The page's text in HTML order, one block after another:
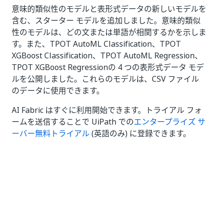
意味的類似性のモデルと表形式データの新しいモデルを
含む、スターター モデルを追加しました。意味的類似
性のモデルは、どの文または単語が相関するかを示しま
す。また、TPOT AutoML Classification、TPOT
XGBoost Classification、TPOT AutoML Regression、
TPOT XGBoost Regressionの 4 つの表形式データ モデ
ルを公開しました。これらのモデルは、CSV ファイル
のデータに使用できます。
AI Fabric はすぐに利用開始できます。トライアル フォ
ームを送信することで UiPath でのエンタープライズ サ
ーバー無料トライアル (英語のみ) に登録できます。